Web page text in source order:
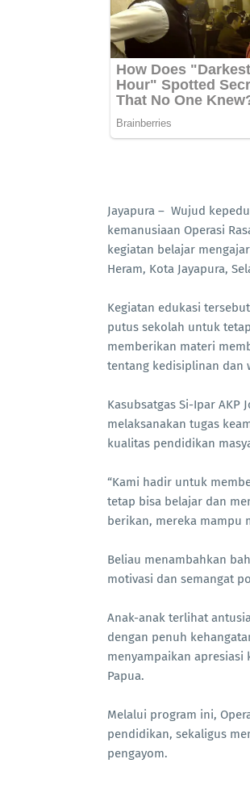
Jayapura – Wujud
kemanusiaan Operasi
kegiatan belajar
Heram, Kota Jayapura,
Kegiatan edukasi
putus sekolah untuk
memberikan materi
tentang kedisiplinan dan
Kasubsatgas Si-Ipar AKP
melaksanakan tugas
kualitas pendidikan
“Kami hadir untuk
tetap bisa belajar dan
berikan, mereka mampu
Beliau menambahkan
motivasi dan semangat
Anak-anak terlihat
dengan penuh
menyampaikan
Papua.
Melalui program ini,
pendidikan, sekaligus
pengayom.